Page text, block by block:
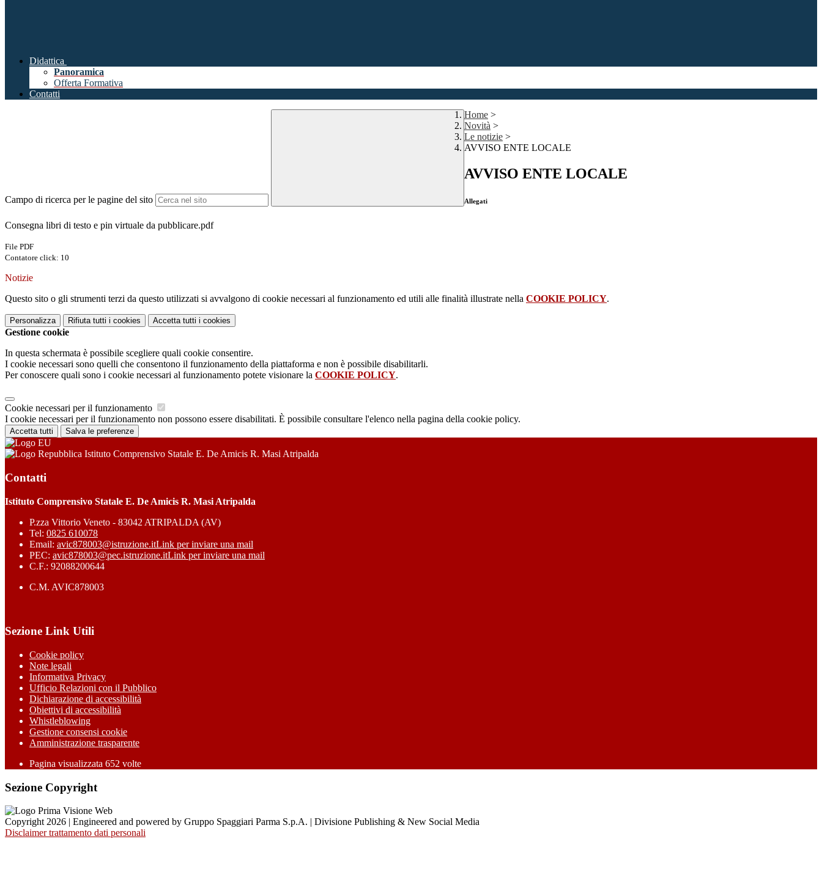
Didattica
Panoramica
Offerta Formativa
Contatti
Campo di ricerca per le pagine del sito
Home >
Novità >
Le notizie >
AVVISO ENTE LOCALE
AVVISO ENTE LOCALE
Allegati
Consegna libri di testo e pin virtuale da pubblicare.pdf
File PDF
Contatore click: 10
Notizie
Questo sito o gli strumenti terzi da questo utilizzati si avvalgono di cookie necessari al funzionamento ed utili alle finalità illustrate nella COOKIE POLICY.
Personalizza Rifiuta tutti i cookies Accetta tutti i cookies
Gestione cookie
In questa schermata è possibile scegliere quali cookie consentire.
I cookie necessari sono quelli che consentono il funzionamento della piattaforma e non è possibile disabilitarli.
Per conoscere quali sono i cookie necessari al funzionamento potete visionare la COOKIE POLICY.
Cookie necessari per il funzionamento
I cookie necessari per il funzionamento non possono essere disabilitati. È possibile consultare l'elenco nella pagina della cookie policy.
Accetta tutti Salva le preferenze
Istituto Comprensivo Statale E. De Amicis R. Masi Atripalda
Contatti
Istituto Comprensivo Statale E. De Amicis R. Masi Atripalda
P.zza Vittorio Veneto - 83042 ATRIPALDA (AV)
Tel: 0825 610078
Email: avic878003@istruzione.itLink per inviare una mail
PEC: avic878003@pec.istruzione.itLink per inviare una mail
C.F.: 92088200644
C.M. AVIC878003
Sezione Link Utili
Cookie policy
Note legali
Informativa Privacy
Ufficio Relazioni con il Pubblico
Dichiarazione di accessibilità
Obiettivi di accessibilità
Whistleblowing
Gestione consensi cookie
Amministrazione trasparente
Pagina visualizzata 652 volte
Sezione Copyright
Copyright 2026 | Engineered and powered by Gruppo Spaggiari Parma S.p.A. | Divisione Publishing & New Social Media
Disclaimer trattamento dati personali